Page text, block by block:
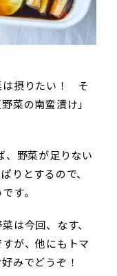
は摂りたい！ そ
菜の南蛮漬け」
、野菜が足りない
りとするので、
す。
は今回、なす、
が、他にもトマ
みでどうぞ！